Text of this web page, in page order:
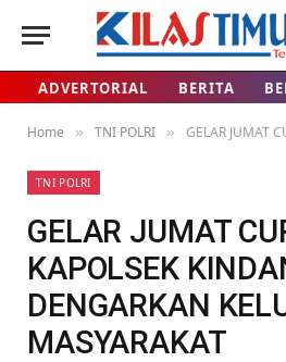
ADVERTORIAL BERITA
Home » TNI POLRI » GELAR JUMAT CURHAT
TNI POLRI
GELAR JUMAT
KAPOLSEK
DENGARKAN
MASYARAKAT